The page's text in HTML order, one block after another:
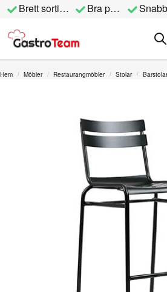
Brett sortiment Bra priser Snabb
Hem Möbler Restaurangmöbler Stolar Barstolar